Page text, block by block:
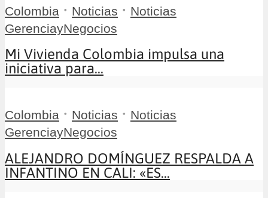
Colombia • Noticias • Noticias
GerenciayNegocios
Mi Vivienda Colombia impulsa una
iniciativa para...
Colombia • Noticias • Noticias
GerenciayNegocios
ALEJANDRO DOMÍNGUEZ RESPALDA A
INFANTINO EN CALI: «ES...